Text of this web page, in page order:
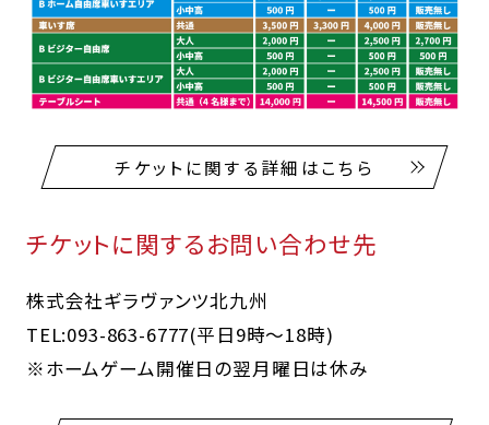
チケットに関する詳細はこちら
チケットに関するお問い合わせ先
株式会社ギラヴァンツ北九州
TEL:093-863-6777(平日9時～18時)
※ホームゲーム開催日の翌月曜日は休み